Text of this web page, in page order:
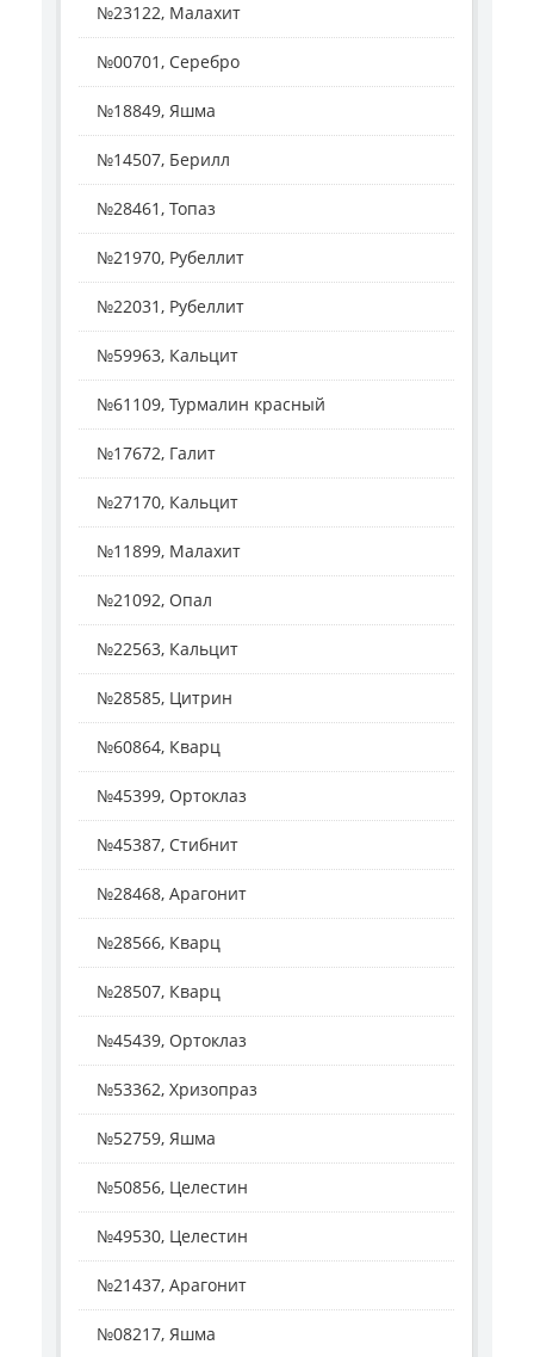
№23122, Малахит
№00701, Серебро
№18849, Яшма
№14507, Берилл
№28461, Топаз
№21970, Рубеллит
№22031, Рубеллит
№59963, Кальцит
№61109, Турмалин красный
№17672, Галит
№27170, Кальцит
№11899, Малахит
№21092, Опал
№22563, Кальцит
№28585, Цитрин
№60864, Кварц
№45399, Ортоклаз
№45387, Стибнит
№28468, Арагонит
№28566, Кварц
№28507, Кварц
№45439, Ортоклаз
№53362, Хризопраз
№52759, Яшма
№50856, Целестин
№49530, Целестин
№21437, Арагонит
№08217, Яшма